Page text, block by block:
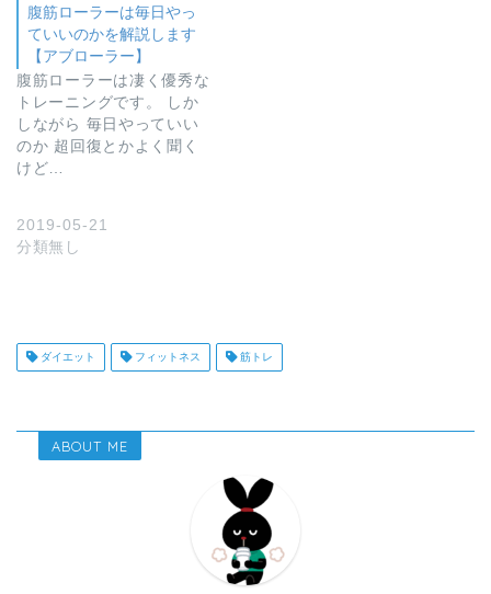
腹筋ローラーは毎日やっ
ていいのかを解説します
【アブローラー】
腹筋ローラーは凄く優秀な
トレーニングです。 しか
しながら 毎日やっていい
のか 超回復とかよく聞く
けど…
2019-05-21
分類無し
ダイエット フィットネス 筋トレ
ABOUT ME